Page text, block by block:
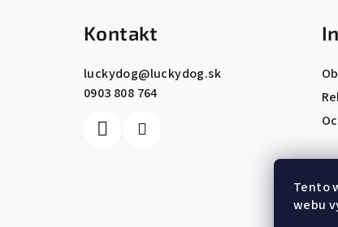
Tento
webu
Kontakt
luckydog@luckydog.sk
0903 808 764